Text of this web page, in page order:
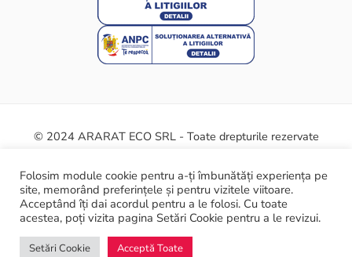
© 2024 ARARAT ECO SRL - Toate drepturile rezervate
Termeni și condiții Politica cookie Certificate și siguranță
ANPC
Folosim module cookie pentru a-ți îmbunătăți experiența pe
site, memorând preferințele și pentru vizitele viitoare.
Acceptând îți dai acordul pentru a le folosi. Cu toate
acestea, poți vizita pagina Setări Cookie pentru a le revizui.
Setări Cookie Acceptă Toate